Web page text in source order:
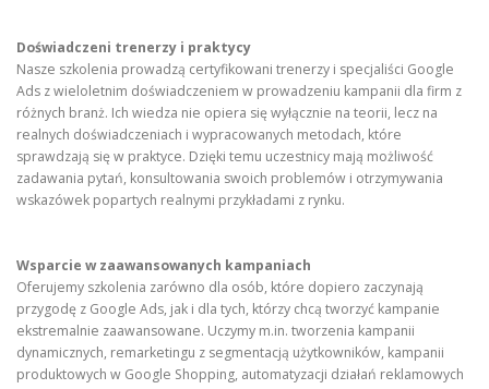
Doświadczeni trenerzy i praktycy
Nasze szkolenia prowadzą certyfikowani trenerzy i specjaliści Google
Ads z wieloletnim doświadczeniem w prowadzeniu kampanii dla firm z
różnych branż. Ich wiedza nie opiera się wyłącznie na teorii, lecz na
realnych doświadczeniach i wypracowanych metodach, które
sprawdzają się w praktyce. Dzięki temu uczestnicy mają możliwość
zadawania pytań, konsultowania swoich problemów i otrzymywania
wskazówek popartych realnymi przykładami z rynku.
Wsparcie w zaawansowanych kampaniach
Oferujemy szkolenia zarówno dla osób, które dopiero zaczynają
przygodę z Google Ads, jak i dla tych, którzy chcą tworzyć kampanie
ekstremalnie zaawansowane. Uczymy m.in. tworzenia kampanii
dynamicznych, remarketingu z segmentacją użytkowników, kampanii
produktowych w Google Shopping, automatyzacji działań reklamowych